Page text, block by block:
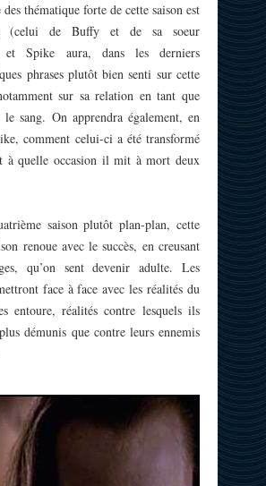
thématique forte de cette saison est
(celui de Buffy et de sa soeur
et Spike aura, dans les derniers
phrases plutôt bien senti sur cette
sur sa relation en tant que
le sang. On apprendra également, en
comment celui-ci a été transformé
à quelle occasion il mit à mort deux
saison plutôt plan-plan, cette
renoue avec le succès, en creusant
qu’on sent devenir adulte. Les
face à face avec les réalités du
entoure, réalités contre lesquels ils
démunis que contre leurs ennemis